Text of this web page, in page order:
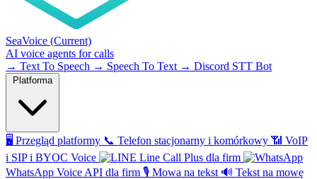
SeaVoice (Current)
AI voice agents for calls
→ Text To Speech → Speech To Text → Discord STT Bot
Platforma
🖥️ Przegląd platformy 📞 Telefon stacjonarny i komórkowy 📶 VoIP
i SIP i BYOC Voice
Line Call Plus dla firm
WhatsApp Voice API dla firm 🎙️ Mowa na tekst 🔊 Tekst na mowę